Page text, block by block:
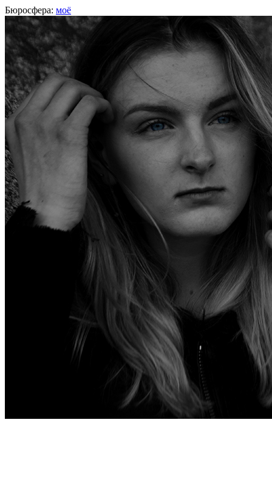
Бюросфера: моё
Карина Пойта
Блогер и администратор сайта,
Дистанционно
, Андорра
О себе
Советы
Подборки
Дизайн-собака
Сертификат подготовительных курсов
http://karynapoita.wixsite.com/kary